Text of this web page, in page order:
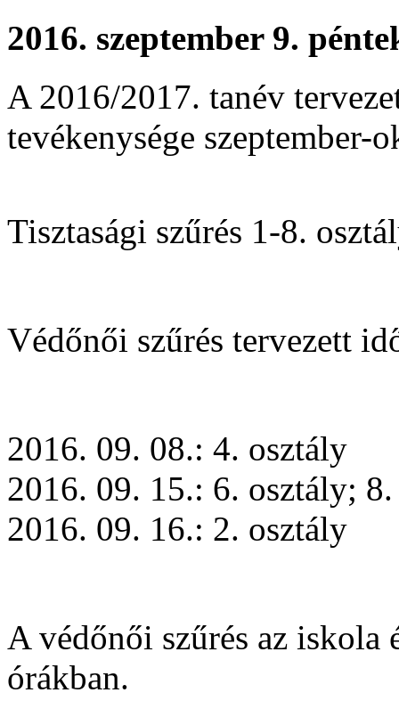
2016. szeptember 9.
A 2016/2017. tanév
tevékenysége szeptember-
Tisztasági szűrés 1-8.
Védőnői szűrés tervezett
2016. 09. 08.: 4. osztály
2016. 09. 15.: 6. osztály;
2016. 09. 16.: 2. osztály
A védőnői szűrés az
órákban.